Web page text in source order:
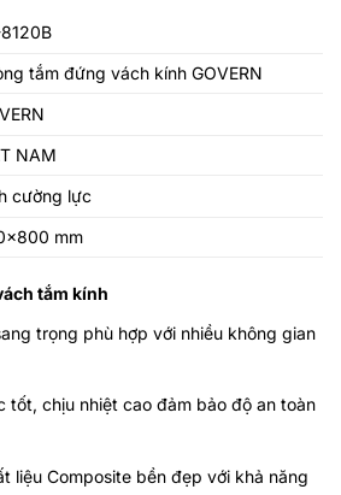
tắm đứng vách kính GOVERN
NAM
cường lực
mm
tắm kính
trọng phù hợp với nhiều không gian
tốt, chịu nhiệt cao đảm bảo độ an toàn
liệu Composite bền đẹp với khả năng